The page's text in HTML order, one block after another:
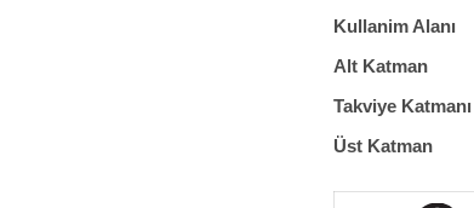
Kullanim Alanı
Alt Katman
Takviye Katmanı
Üst Katman